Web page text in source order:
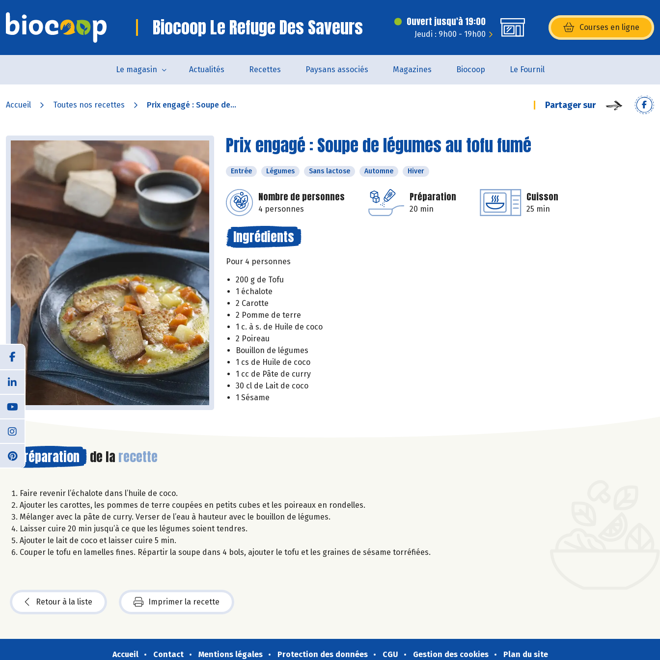
Biocoop Le Refuge Des Saveurs Ouvert jusqu'à 19:00
Jeudi : 9h00 - 19h00
Courses en ligne
(s’ouvre dans une nouvelle
Le magasin Actualités Recettes Paysans associés Magazines Biocoop Le Fournil
Accueil Toutes nos recettes Prix engagé : Soupe de... Partager sur
Prix engagé : Soupe de légumes au tofu fumé
Entrée Légumes Sans lactose Automne Hiver
Nombre de personnes
4 personnes
Préparation
20 min
Cuisson
25 min
Ingrédients
Pour 4 personnes
200 g de Tofu
1 échalote
2 Carotte
2 Pomme de terre
1 c. à s. de Huile de coco
2 Poireau
Bouillon de légumes
1 cs de Huile de coco
1 cc de Pâte de curry
30 cl de Lait de coco
1 Sésame
Préparation de la recette
Faire revenir l’échalote dans l’huile de coco.
Ajouter les carottes, les pommes de terre coupées en petits cubes et les poireaux en rondelles.
Mélanger avec la pâte de curry. Verser de l’eau à hauteur avec le bouillon de légumes.
Laisser cuire 20 min jusqu’à ce que les légumes soient tendres.
Ajouter le lait de coco et laisser cuire 5 min.
Couper le tofu en lamelles fines. Répartir la soupe dans 4 bols, ajouter le tofu et les graines de sésame torréfiées.
Retour à la liste Imprimer la recette
Accueil Contact Mentions légales Protection des données CGU Gestion des cookies Plan du site